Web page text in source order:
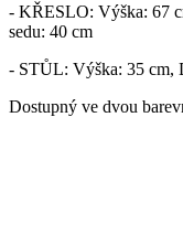
- KŘESLO: Výška: 67
sedu: 40 cm
- STŮL: Výška: 35 cm,
Dostupný ve dvou